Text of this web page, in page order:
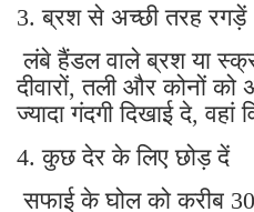
3. ब्रश से अच्छी तरह रगड़ें
लंबे हैंडल वाले ब्रश या
दीवारों, तली और कोनों
ज्यादा गंदगी दिखाई दे, वहां
4. कुछ देर के लिए छोड़ दें
सफाई के घोल को करीब